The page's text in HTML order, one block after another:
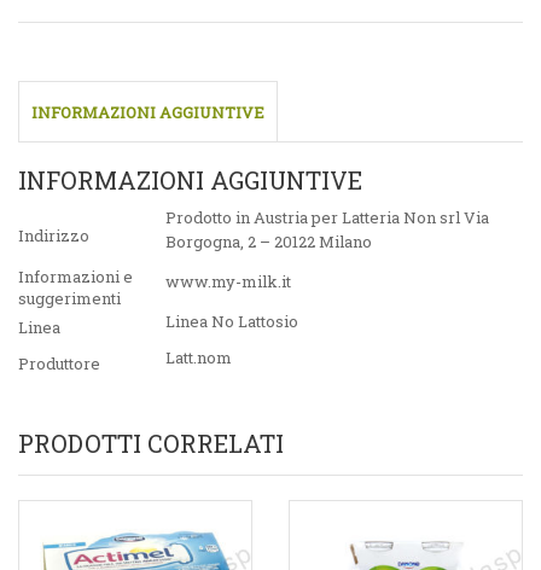
INFORMAZIONI AGGIUNTIVE
INFORMAZIONI AGGIUNTIVE
Indirizzo
Prodotto in Austria per Latteria Non srl Via
Borgogna, 2 – 20122 Milano
Informazioni e
suggerimenti
www.my-milk.it
Linea
Linea No Lattosio
Produttore
Latt.nom
PRODOTTI CORRELATI